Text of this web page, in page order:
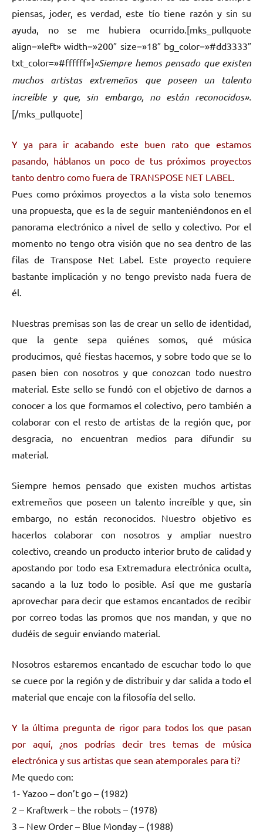
piensas, joder, es verdad, este tío tiene razón y sin su
ayuda, no se me hubiera ocurrido.[mks_pullquote
align=»left» width=»200″ size=»18″ bg_color=»#dd3333″
txt_color=»#ffffff»]«Siempre hemos pensado que existen
muchos artistas extremeños que poseen un talento
increíble y que, sin embargo, no están reconocidos».
[/mks_pullquote]
Y ya para ir acabando este buen rato que estamos
pasando, háblanos un poco de tus próximos proyectos
tanto dentro como fuera de TRANSPOSE NET LABEL.
Pues como próximos proyectos a la vista solo tenemos
una propuesta, que es la de seguir manteniéndonos en el
panorama electrónico a nivel de sello y colectivo. Por el
momento no tengo otra visión que no sea dentro de las
filas de Transpose Net Label. Este proyecto requiere
bastante implicación y no tengo previsto nada fuera de
él.
Nuestras premisas son las de crear un sello de identidad,
que la gente sepa quiénes somos, qué música
producimos, qué fiestas hacemos, y sobre todo que se lo
pasen bien con nosotros y que conozcan todo nuestro
material. Este sello se fundó con el objetivo de darnos a
conocer a los que formamos el colectivo, pero también a
colaborar con el resto de artistas de la región que, por
desgracia, no encuentran medios para difundir su
material.
Siempre hemos pensado que existen muchos artistas
extremeños que poseen un talento increíble y que, sin
embargo, no están reconocidos. Nuestro objetivo es
hacerlos colaborar con nosotros y ampliar nuestro
colectivo, creando un producto interior bruto de calidad y
apostando por todo esa Extremadura electrónica oculta,
sacando a la luz todo lo posible. Así que me gustaría
aprovechar para decir que estamos encantados de recibir
por correo todas las promos que nos mandan, y que no
dudéis de seguir enviando material.
Nosotros estaremos encantado de escuchar todo lo que
se cuece por la región y de distribuir y dar salida a todo el
material que encaje con la filosofía del sello.
Y la última pregunta de rigor para todos los que pasan
por aquí, ¿nos podrías decir tres temas de música
electrónica y sus artistas que sean atemporales para ti?
Me quedo con:
1- Yazoo – don’t go – (1982)
2 – Kraftwerk – the robots – (1978)
3 – New Order – Blue Monday – (1988)